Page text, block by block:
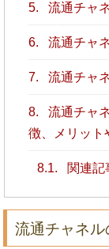
5. 流通チャ
6. 流通チャ
7. 流通チャ
8.
流通チャ
徴、メリット
8.1. 関連記
流通チャネル